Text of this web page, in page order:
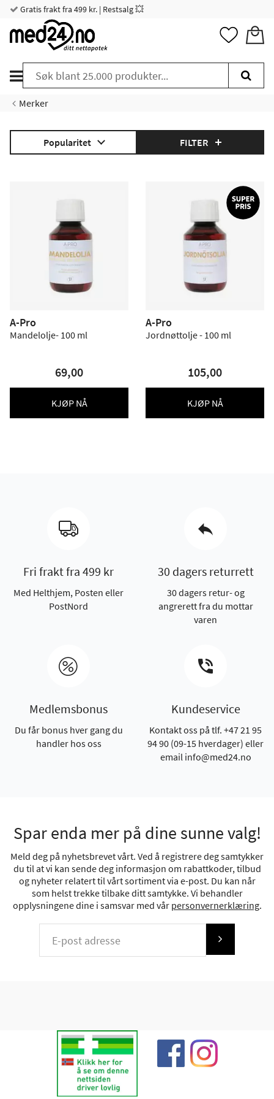
Gratis frakt fra 499 kr. | Restsalg 💥
Merker
Popularitet FILTER
A-Pro
Mandelolje- 100 ml
69,00
KJØP NÅ
A-Pro
Jordnøttolje - 100 ml
105,00
KJØP NÅ
Fri frakt fra 499 kr
Med Helthjem, Posten eller
PostNord
30 dagers returrett
30 dagers retur- og
angrerett fra du mottar
varen
Medlemsbonus
Du får bonus hver gang du
handler hos oss
Kundeservice
Kontakt oss på tlf. +47 21 95
94 90 (09-15 hverdager) eller
email info@med24.no
Spar enda mer på dine sunne valg!
Meld deg på nyhetsbrevet vårt. Ved å registrere deg samtykker
du til at vi kan sende deg informasjon om rabattkoder, tilbud
og nyheter relatert til vårt sortiment via e-post. Du kan når
som helst trekke tilbake ditt samtykke. Vi behandler
opplysningene dine i samsvar med vår personvernerklæring.